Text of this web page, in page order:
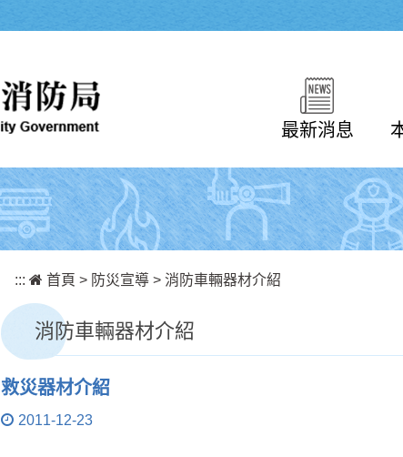
最新消息
::: 首頁 > 防災宣導 > 消防車輛器材介紹
消防車輛器材介紹
救災器材介紹
2011-12-23